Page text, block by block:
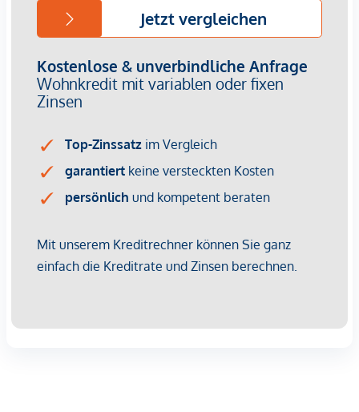
Wir weisen darauf hin, dass zwischen dem Vermittler und
dem zu vermittelnden Dritten ein familiäres oder
wirtschaftliches Naheverhältnis besteht.
Der Vermittler ist als Doppelmakler tätig.
Infrastruktur / Entfernungen
Gesundheit
Arzt <500m
Klinik <500m
Krankenhaus <1.250m